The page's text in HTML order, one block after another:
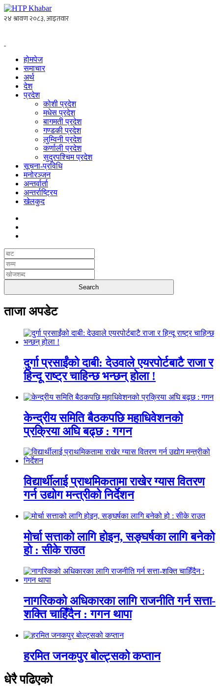
होमपेज
समाचार
अर्थ
देश
प्रदेश
कोशी प्रदेश
मधेस प्रदेश
बागमती प्रदेश
गण्डकी प्रदेश
लुम्विनी प्रदेश
कर्णाली प्रदेश
सुदुरपश्चिम प्रदेश
सूचना-प्रविधि
मनोरञ्जन
अन्तर्वार्ता
अन्तर्राष्ट्रिय
खेलकुद
ताजा अपडेट
दुर्गा प्रसाईंको दाबी: देउवाले एयरपोर्टबाटै राजा र
हिन्दू राष्ट्र चाहिन्छ भन्छन् होला !
केन्द्रीय समिति बैठकपछि महाधिवेशनको
प्रक्रिया अघि बढ्छ : गगन
विद्यार्थीलाई प्राथमिकतामा राखेर ग्यास वितरण
गर्न उद्योग मन्त्रीको निर्देशन
मोर्चा सत्ताको लागि होइन, सङ्घर्षका लागि बनेको
हो : सीके राउत
नागरिकको अधिकारका लागि राजनीति गर्न सत्ता-
शक्ति चाहिँदैन : गगन थापा
हरमित जनकपुर बोल्ट्सको कप्तान
धेरै पढिएको